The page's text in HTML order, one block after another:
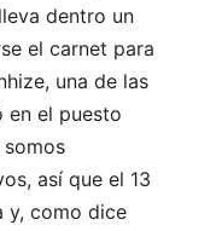
dentro un
el carnet para
una de las
en el puesto
así que el 13
y, como dice